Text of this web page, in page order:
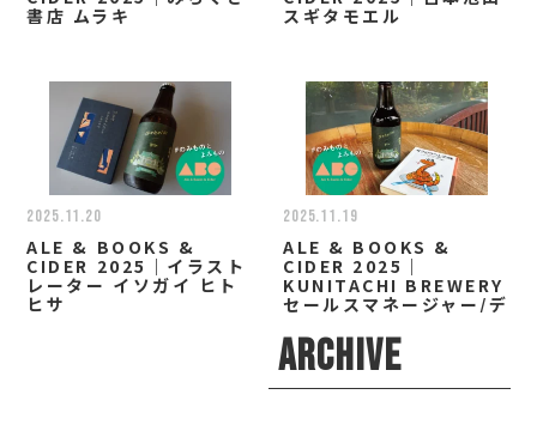
書店 ムラキ
スギタモエル
2025.11.20
ALE & BOOKS &
CIDER 2025｜イラスト
レーター イソガイ ヒト
ヒサ
2025.11.19
ALE & BOOKS &
CIDER 2025｜
KUNITACHI BREWERY
セールスマネージャー/デ
ARCHIVE